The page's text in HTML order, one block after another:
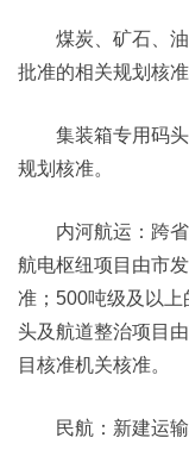
煤炭、矿石、油
批准的相关规划核准
集装箱专用码头
规划核准。
内河航运：跨省
航电枢纽项目由市
准；500吨级及以
头及航道整治项目
目核准机关核准。
民航：新建运输